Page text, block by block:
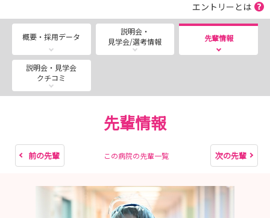
エントリーとは
概要・採用データ
説明会・
見学会/選考情報
先輩情報
説明会・見学会
クチコミ
先輩情報
前の先輩 この病院の先輩一覧 次の先輩